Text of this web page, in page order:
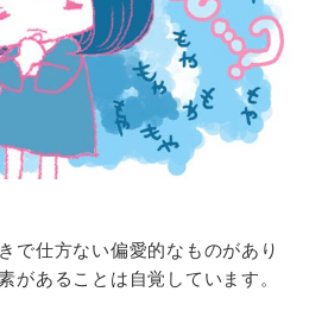
で仕方ない偏愛的なものがあり
があることは自覚しています。